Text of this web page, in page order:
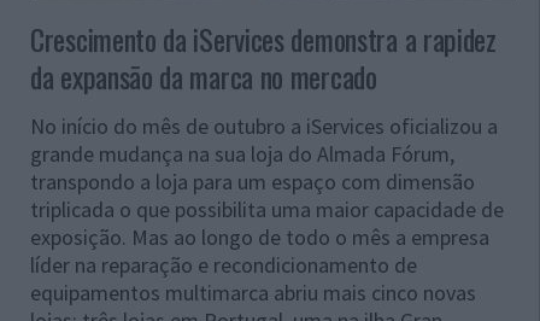
Crescimento da iServices demonstra a rapidez
da expansão da marca no mercado
No início do mês de outubro a iServices oficializou a
grande mudança na sua loja do Almada Fórum,
transpondo a loja para um espaço com dimensão
triplicada o que possibilita uma maior capacidade de
exposição. Mas ao longo de todo o mês a empresa
líder na reparação e recondicionamento de
equipamentos multimarca abriu mais cinco novas